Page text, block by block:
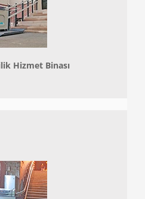
Hizmet Binası